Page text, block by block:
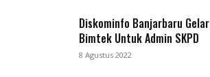
Diskominfo Banjarbaru Gelar
Bimtek Untuk Admin SKPD
8 Agustus 2022